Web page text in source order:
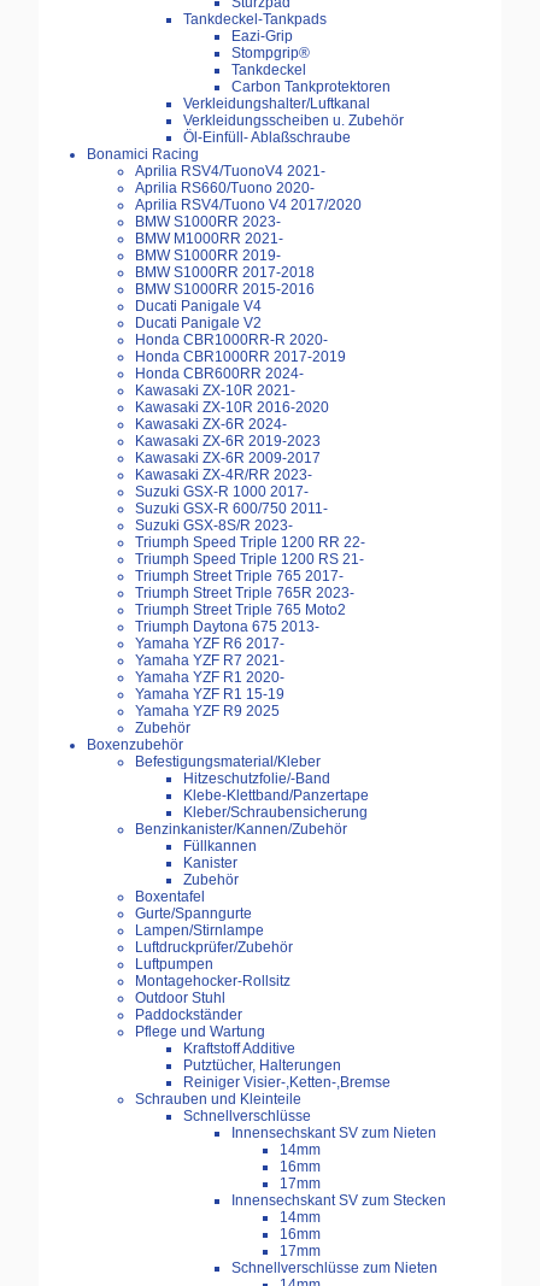
Tankdeckel-Tankpads
Eazi-Grip
Stompgrip®
Tankdeckel
Carbon Tankprotektoren
Verkleidungshalter/Luftkanal
Verkleidungsscheiben u. Zubehör
Öl-Einfüll- Ablaßschraube
Bonamici Racing
Aprilia RSV4/TuonoV4 2021-
Aprilia RS660/Tuono 2020-
Aprilia RSV4/Tuono V4 2017/2020
BMW S1000RR 2023-
BMW M1000RR 2021-
BMW S1000RR 2019-
BMW S1000RR 2017-2018
BMW S1000RR 2015-2016
Ducati Panigale V4
Ducati Panigale V2
Honda CBR1000RR-R 2020-
Honda CBR1000RR 2017-2019
Honda CBR600RR 2024-
Kawasaki ZX-10R 2021-
Kawasaki ZX-10R 2016-2020
Kawasaki ZX-6R 2024-
Kawasaki ZX-6R 2019-2023
Kawasaki ZX-6R 2009-2017
Kawasaki ZX-4R/RR 2023-
Suzuki GSX-R 1000 2017-
Suzuki GSX-R 600/750 2011-
Suzuki GSX-8S/R 2023-
Triumph Speed Triple 1200 RR 22-
Triumph Speed Triple 1200 RS 21-
Triumph Street Triple 765 2017-
Triumph Street Triple 765R 2023-
Triumph Street Triple 765 Moto2
Triumph Daytona 675 2013-
Yamaha YZF R6 2017-
Yamaha YZF R7 2021-
Yamaha YZF R1 2020-
Yamaha YZF R1 15-19
Yamaha YZF R9 2025
Zubehör
Boxenzubehör
Befestigungsmaterial/Kleber
Hitzeschutzfolie/-Band
Klebe-Klettband/Panzertape
Kleber/Schraubensicherung
Benzinkanister/Kannen/Zubehör
Füllkannen
Kanister
Zubehör
Boxentafel
Gurte/Spanngurte
Lampen/Stirnlampe
Luftdruckprüfer/Zubehör
Luftpumpen
Montagehocker-Rollsitz
Outdoor Stuhl
Paddockständer
Pflege und Wartung
Kraftstoff Additive
Putztücher, Halterungen
Reiniger Visier-,Ketten-,Bremse
Schrauben und Kleinteile
Schnellverschlüsse
Innensechskant SV zum Nieten
14mm
16mm
17mm
Innensechskant SV zum Stecken
14mm
16mm
17mm
Schnellverschlüsse zum Nieten